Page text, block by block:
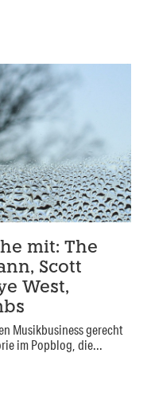
mit: The
Scott
West,
Musikbusiness gerecht
im Popblog, die...